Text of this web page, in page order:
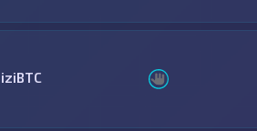
iziBTC